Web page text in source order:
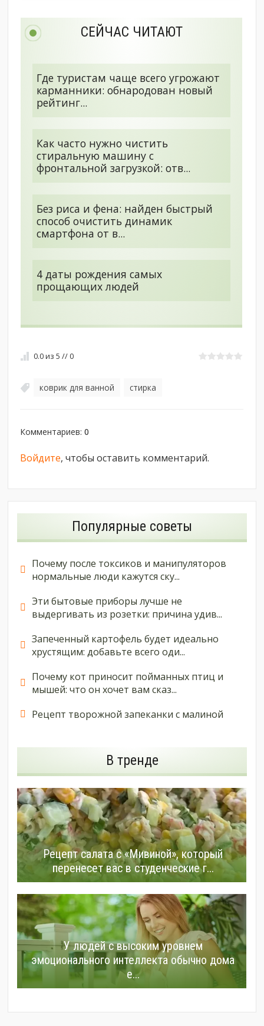
СЕЙЧАС ЧИТАЮТ
Где туристам чаще всего угрожают
карманники: обнародован новый
рейтинг...
Как часто нужно чистить
стиральную машину с
фронтальной загрузкой: отв...
Без риса и фена: найден быстрый
способ очистить динамик
смартфона от в...
4 даты рождения самых
прощающих людей
0.0из5 // 0
коврик для ванной стирка
Комментариев:0
Войдите, чтобы оставить комментарий.
Популярные советы
Почему после токсиков и манипуляторов
нормальные люди кажутся ску...
Эти бытовые приборы лучше не
выдергивать из розетки: причина удив...
Запеченный картофель будет идеально
хрустящим: добавьте всего оди...
Почему кот приносит пойманных птиц и
мышей: что он хочет вам сказ...
Рецепт творожной запеканки с малиной
В тренде
Рецепт салата с «Мивиной», который
перенесет вас в студенческие г...
У людей с высоким уровнем
эмоционального интеллекта обычно дома
е...